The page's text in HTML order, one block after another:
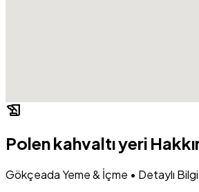
history_edu
Polen kahvaltı yeri
Gökçeada Yeme & İçme • Detaylı Bilgi